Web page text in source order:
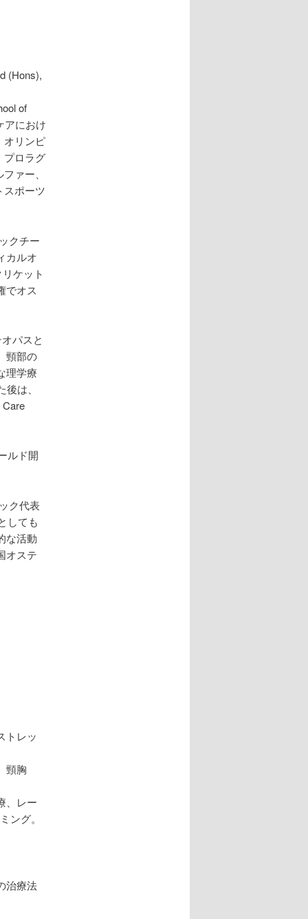
(Hons),
of
アにおけ
オリンピ
プロラグ
ァー、
スポーツ
クチー
カルオ
ケット
でオス
パスと
頸部の
理学療
は、
ルド開
ク代表
しても
な活動
オステ
トレッ
頸胸
、レー
ング。
治療法